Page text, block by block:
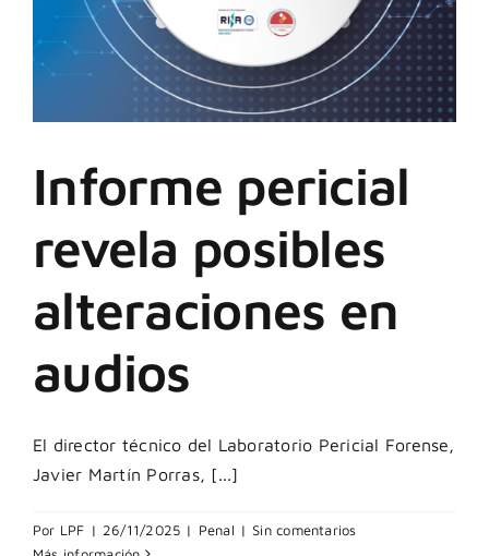
Informe pericial
revela posibles
alteraciones en
audios
El director técnico del Laboratorio Pericial Forense,
Javier Martín Porras, [...]
Por LPF | 26/11/2025 | Penal | Sin comentarios